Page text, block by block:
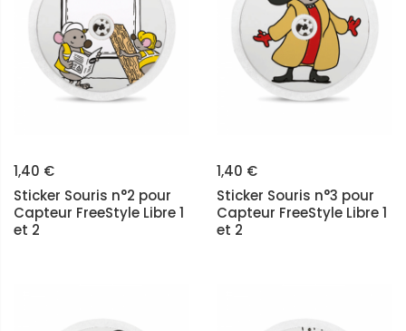
1,40 €
Sticker Souris n°2 pour
Capteur FreeStyle Libre 1
et 2
1,40 €
Sticker Souris n°3 pour
Capteur FreeStyle Libre 1
et 2